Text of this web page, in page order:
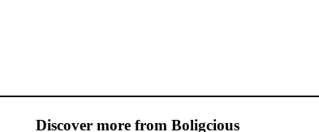
Discover more from Boligcious